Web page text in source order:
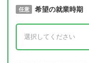
必須 取得予定年
任意 希望の就業時期